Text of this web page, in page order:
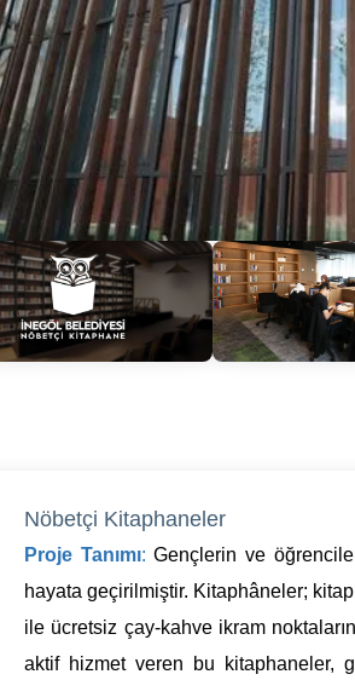
Nöbetçi Kitaphaneler
Proje Tanımı:Gençlerin ve
hayata geçirilmiştir. Kitaphâneler;
ile ücretsiz çay-kahve ikram
aktif hizmet veren bu kitaphaneler,